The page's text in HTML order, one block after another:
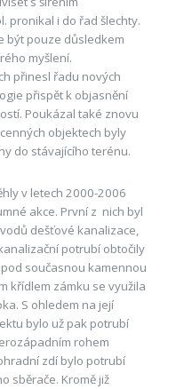
pronikal i do řad šlechty.
být pouze důsledkem
myšlení.
přinesl řadu nových
přispět k objasnění
Poukázal také znovu
objektech byly
do stávajícího terénu.
v letech 2000-2006
akce. První z nich byl
dešťové kanalizace,
potrubí obtočily
současnou kamennou
křídlem zámku se využila
S ohledem na její
bylo už pak potrubí
rohem
zdí bylo potrubí
sběrače. Kromě již